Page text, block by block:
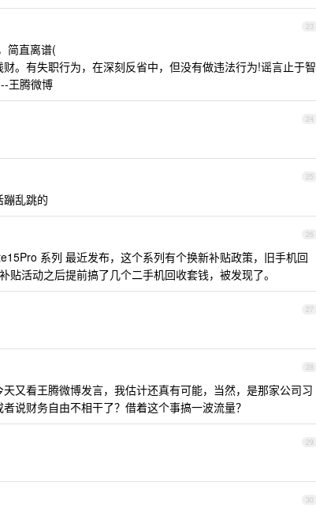
23
简直离谱(
。有失职行为，在深刻反省中，但没有做违法行为!谣言止于智
王腾微博
24
25
乱跳的
26
系列 最近发布，这个系列有个换新补贴政策，旧手机回
活动之后提前搞了几个二手机回收套钱，被发现了。
27
28
又看王腾微博发言，我估计还真有可能，当然，是那家公司习
说财务自由不相干了？借着这个事搞一波流量？
29
30